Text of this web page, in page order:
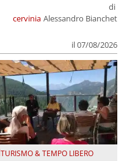
cervinia
di
Alessandro Bianchet
il 07/08/2026
TURISMO & TEMPO LIBERO